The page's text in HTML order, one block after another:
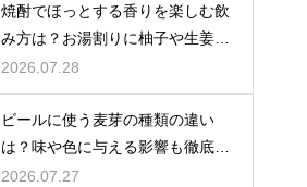
焼酎でほっとする香りを楽しむ飲
み方は？お湯割りに柚子や生姜を
加えてリラックス効果を実感
2026.07.28
ビールに使う麦芽の種類の違い
は？味や色に与える影響も徹底解
説
2026.07.27